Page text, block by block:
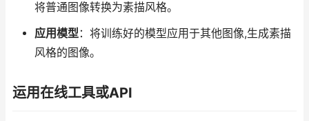
将普通图像转换为素描风格。
应用模型：将训练好的模型应用于其他图像,生成素描
风格的图像。
运用在线工具或API